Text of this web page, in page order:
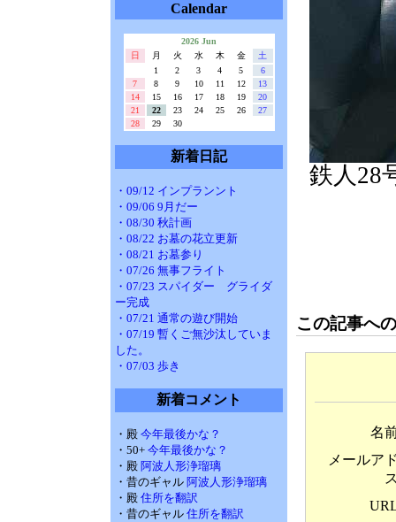
Calendar
2026 Jun
日
月 火 水 木 金
土
1
2 3 4 5
6
7
8 9 10 11 12
13
14
15 16 17 18 19
20
21
22 23 24 25 26
27
28
29 30
新着日記
・09/12 インプランント
・09/06 9月だー
・08/30 秋計画
・08/22 お墓の花立更新
・08/21 お墓参り
・07/26 無事フライト
・07/23 スパイダー グライダ
ー完成
・07/21 通常の遊び開始
・07/19 暫くご無沙汰していま
した。
・07/03 歩き
新着コメント
・殿 今年最後かな？
・50+ 今年最後かな？
・殿 阿波人形浄瑠璃
・昔のギャル 阿波人形浄瑠璃
・殿 住所を翻訳
・昔のギャル 住所を翻訳
鉄人28
この記事へ
名
メールア